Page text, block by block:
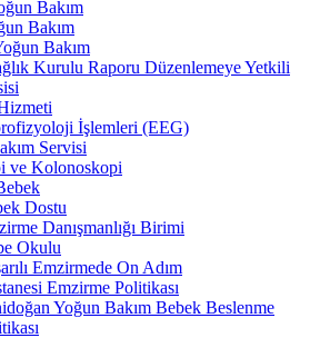
Bakım
Bakım
Bakım
Kurulu Raporu Düzenlemeye Yetkili
İşlemleri (EEG)
Servisi
ve Kolonoskopi
Dostu
Danışmanlığı Birimi
Okulu
Emzirmede On Adım
Emzirme Politikası
Yoğun Bakım Bebek Beslenme